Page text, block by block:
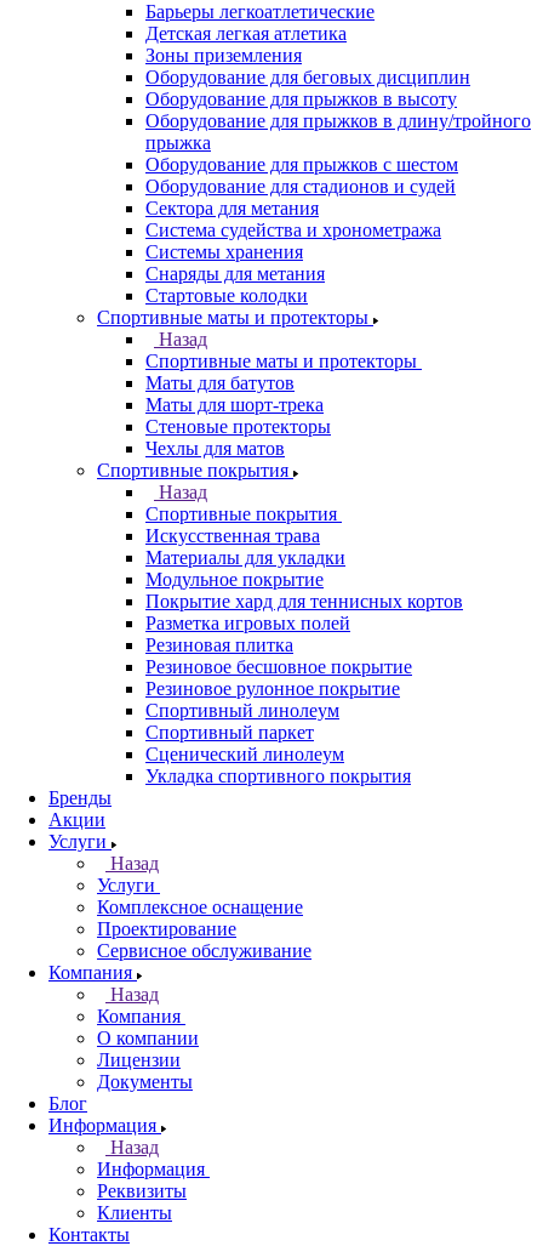
Барьеры легкоатлетические
Детская легкая атлетика
Зоны приземления
Оборудование для беговых дисциплин
Оборудование для прыжков в высоту
Оборудование для прыжков в длину/тройного
прыжка
Оборудование для прыжков с шестом
Оборудование для стадионов и судей
Сектора для метания
Система судейства и хронометража
Системы хранения
Снаряды для метания
Стартовые колодки
Спортивные маты и протекторы
Назад
Спортивные маты и протекторы
Маты для батутов
Маты для шорт-трека
Стеновые протекторы
Чехлы для матов
Спортивные покрытия
Назад
Спортивные покрытия
Искусственная трава
Материалы для укладки
Модульное покрытие
Покрытие хард для теннисных кортов
Разметка игровых полей
Резиновая плитка
Резиновое бесшовное покрытие
Резиновое рулонное покрытие
Спортивный линолеум
Спортивный паркет
Сценический линолеум
Укладка спортивного покрытия
Бренды
Акции
Услуги
Назад
Услуги
Комплексное оснащение
Проектирование
Сервисное обслуживание
Компания
Назад
Компания
О компании
Лицензии
Документы
Блог
Информация
Назад
Информация
Реквизиты
Клиенты
Контакты